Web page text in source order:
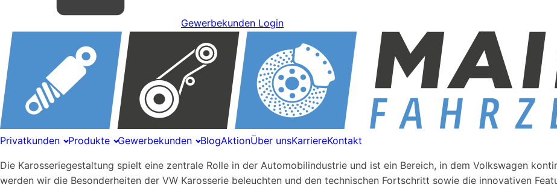
Gewerbekunden Login
Privatkunden Produkte Gewerbekunden BlogAktionÜber unsKarriereKontakt
Die Karosseriegestaltung spielt eine zentrale Rolle in der Automobilindustrie und ist ein Bereich, in dem Volkswagen
werden wir die Besonderheiten der VW Karosserie beleuchten und den technischen Fortschritt sowie die innovativen